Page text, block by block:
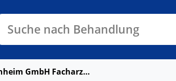
Suche nach Behandlung
MVZ Sobernheim GmbH Facharzt Kardiologie Kandel